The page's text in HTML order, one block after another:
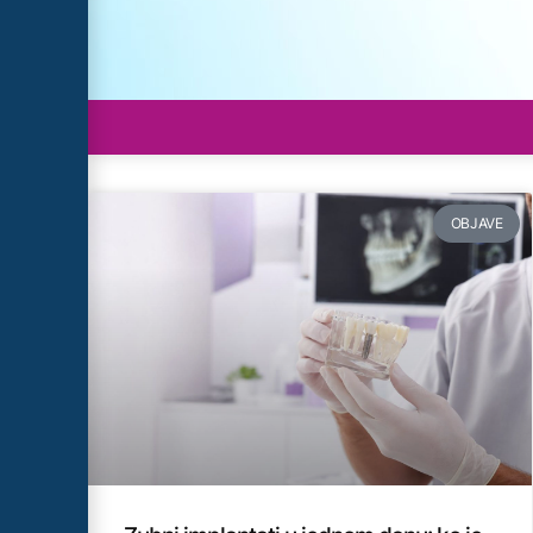
IMPLANTOLOGIJA
Trebate zubne implantate? Niste sigurni
All-on-4 ili All-on-6 pravo rješenje za
Zakažite konsultacije!
SAZNAJ VIŠE
OBJAVE